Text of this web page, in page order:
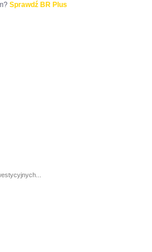
Sprawdź BR Plus